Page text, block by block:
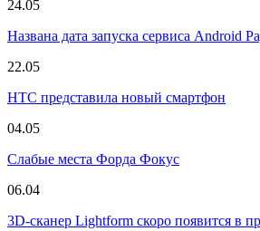
24.05
Названа дата запуска сервиса Android
22.05
HTC представила новый смартфон
04.05
Слабые места Форда Фокус
06.04
3D-сканер Lightform скоро появится в